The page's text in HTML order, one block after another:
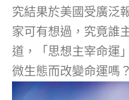
究結果於美國受廣泛
家可有想過，究竟誰
道，「思想主宰命運
微生態而改變命運嗎？